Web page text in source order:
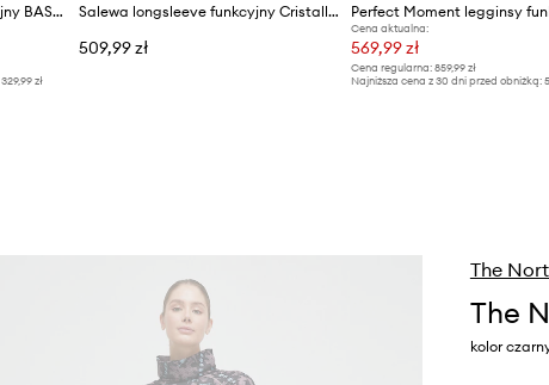
Descente longsleeve funkcyjny BASE LAYER TOP
329,99 zł
Salewa longsleeve funkcyjny Cristallo
509,99 zł
Perfect Moment legginsy
Cena aktualna:
569,99 zł
Cena regularna: 859,99 zł
Najniższa cena z 30 dni przed obniżką:
The
The
kolor